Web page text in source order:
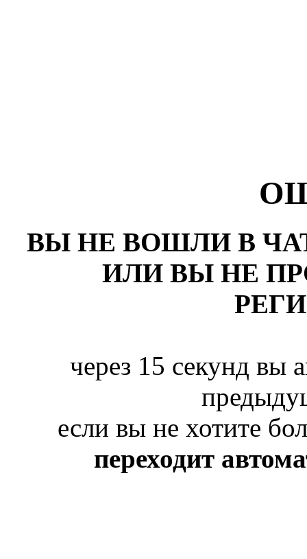
ВЫ НЕ ВОШЛИ В
ИЛИ ВЫ НЕ
через 15 секунд вы
если вы не хотите
переходит